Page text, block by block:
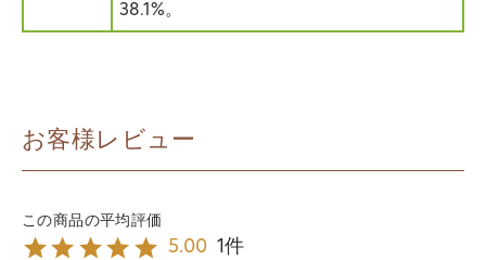
38.1%。
お客様レビュー
5.00 1